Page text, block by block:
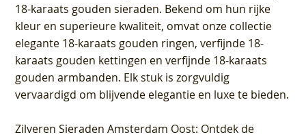
18-karaats gouden sieraden. Bekend om hun rijke
kleur en superieure kwaliteit, omvat onze collectie
elegante 18-karaats gouden ringen, verfijnde 18-
karaats gouden kettingen en verfijnde 18-karaats
gouden armbanden. Elk stuk is zorgvuldig
vervaardigd om blijvende elegantie en luxe te bieden.
Zilveren Sieraden Amsterdam Oost: Ontdek de